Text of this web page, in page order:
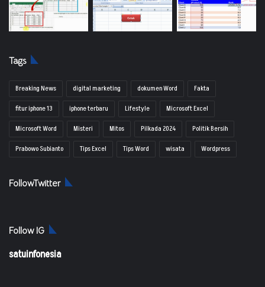
Tags
Breaking News digital marketing dokumen Word
Fakta
fitur iphone 13
iphone terbaru Lifestyle
Microsoft Excel
Microsoft Word
Misteri Mitos Pilkada 2024
Politik Bersih
Prabowo Subianto
Tips Excel Tips Word wisata Wordpress
FollowTwitter
Follow IG
satuinfonesia